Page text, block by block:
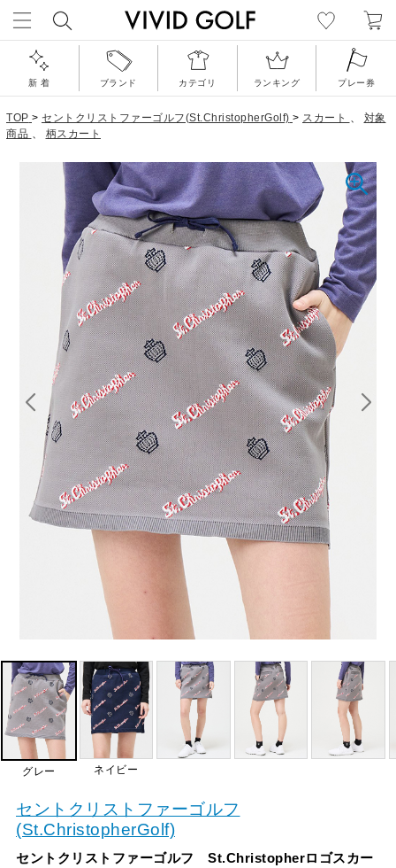
新 着 ブランド カテゴリ ランキング プレー券
TOP > セントクリストファーゴルフ(St.ChristopherGolf) > スカート 、 対象
商品 、 柄スカート
グレー ネイビー
セントクリストファーゴルフ
(St.ChristopherGolf)
セントクリストファーゴルフ St.Christopherロゴスカー